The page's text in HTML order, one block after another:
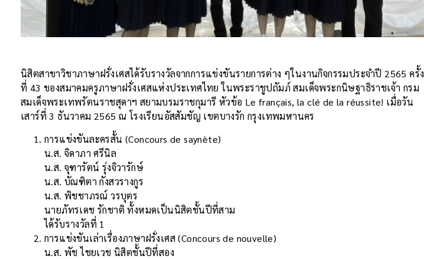
นิสิตสาขาวิชาภาษาฝรั่งเศสได้รับรางวัลจากการแข่งขันรายการต่าง ๆในงานกิจกรรมประจำปี 2565 ครั้ง
ที่ 43 ของสมาคมครูภาษาฝรั่งเศสแห่งประเทศไทย ในพระราชูปถัมภ์ สมเด็จพระกนิษฐาธิราชเจ้า กรม
สมเด็จพระเทพรัตนราชสุดาฯ สยามบรมราชกุมารี หัวข้อ Le français, la clé de la réussite! เมื่อวัน
เสาร์ที่ 3 ธันวาคม 2565 ณ โรงเรียนอัสสัมชัญ เขตบางรัก กรุงเทพมหานคร
การแข่งขันละครสั้น (Concours de saynète)
น.ส. จิดาภา ศรีนิล
น.ส. จุฑารัตน์ รุ่งจิวารักษ์
น.ส. บัณฑิตา กังสวรางกูร
น.ส. พิชชาภรณ์ วรบุตร
นายภัทรเดช รักชาติ ทั้งหมดเป็นนิสิตชั้นปีที่สาม
ได้รับรางวัลที่ 1
การแข่งขันเล่าเรื่องภาษาฝรั่งเศส (Concours de nouvelle)
น.ส. พัช ไชยเวช นิสิตชั้นปีที่สอง